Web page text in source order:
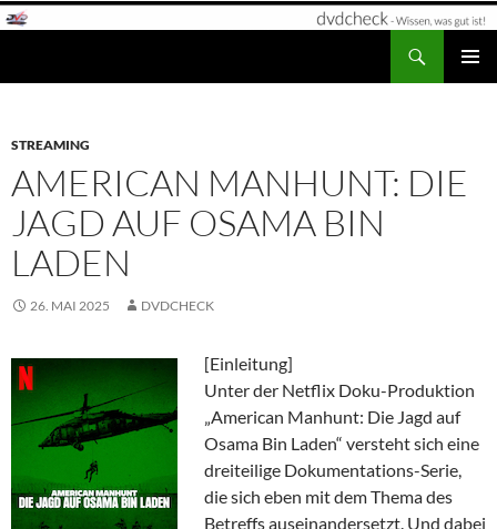
Zum
STREAMING
AMERICAN MANHUNT: DIE
JAGD AUF OSAMA BIN
LADEN
26. MAI 2025 DVDCHECK
[Einleitung]
Unter der Netflix Doku-Produktion
„American Manhunt: Die Jagd auf
Osama Bin Laden“ versteht sich eine
dreiteilige Dokumentations-Serie,
die sich eben mit dem Thema des
Betreffs auseinandersetzt. Und dabei